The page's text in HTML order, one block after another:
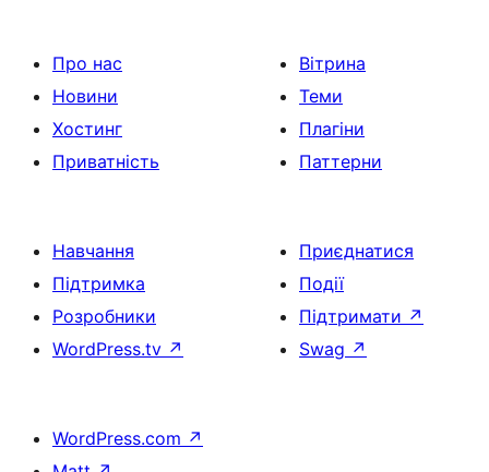
Про нас
Новини
Хостинг
Приватність
Вітрина
Теми
Плагіни
Паттерни
Навчання
Підтримка
Розробники
WordPress.tv ↗
Приєднатися
Події
Підтримати ↗
Swag ↗
WordPress.com ↗